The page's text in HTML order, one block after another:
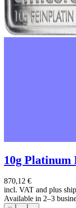
10g Platinum
870,12 €
incl. VAT and plus
Available in 2–3